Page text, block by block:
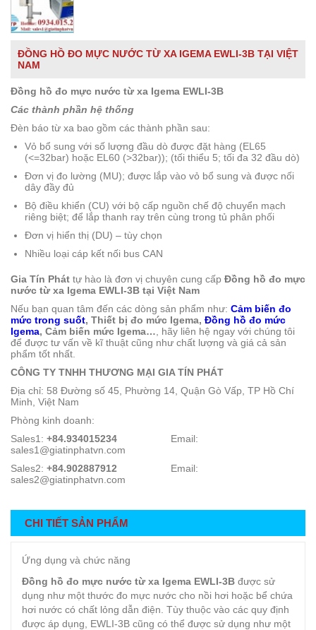
ĐỒNG HỒ ĐO MỰC NƯỚC TỪ XA IGEMA EWLI-3B TẠI VIỆT
NAM
Đồng hồ đo mực nước từ xa Igema EWLI-3B
Các thành phần hệ thống
Đèn báo từ xa bao gồm các thành phần sau:
Vỏ bổ sung với số lượng đầu dò được đặt hàng (EL65
(<=32bar) hoặc EL60 (>32bar)); (tối thiểu 5; tối đa 32 đầu dò)
Đơn vị đo lường (MU); được lắp vào vỏ bổ sung và được nối
dây đầy đủ
Bộ điều khiển (CU) với bộ cấp nguồn chế độ chuyển mạch
riêng biệt; để lắp thanh ray trên cùng trong tủ phân phối
Đơn vị hiển thị (DU) ‒ tùy chọn
Nhiều loại cáp kết nối bus CAN
Gia Tín Phát tự hào là đơn vị chuyên cung cấp Đồng hồ đo mực
nước từ xa Igema EWLI-3B tại Việt Nam
Nếu bạn quan tâm đến các dòng sản phẩm như: Cảm biến đo
mức trong suốt, Thiết bị đo mức Igema, Đồng hồ đo mức
Igema, Cảm biến mức Igema… , hãy liên hệ ngay với chúng tôi
để được tư vấn về kĩ thuật cũng như chất lượng và giá cả sản
phẩm tốt nhất.
CÔNG TY TNHH THƯƠNG MẠI GIA TÍN PHÁT
Địa chỉ: 58 Đường số 45, Phường 14, Quận Gò Vấp, TP Hồ Chí
Minh, Việt Nam
Phòng kinh doanh:
Sales1: +84.934015234 Email:
sales1@giatinphatvn.com
Sales2: +84.902887912 Email:
sales2@giatinphatvn.com
CHI TIẾT SẢN PHẨM
Ứng dụng và chức năng
Đồng hồ đo mực nước từ xa Igema EWLI-3B được sử
dụng như một thước đo mực nước cho nồi hơi hoặc bể chứa
hơi nước có chất lỏng dẫn điện. Tùy thuộc vào các quy định
được áp dụng, EWLI-3B cũng có thể được sử dụng như một